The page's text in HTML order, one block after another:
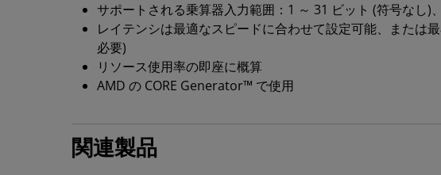
サポートされる乗算器入力範囲：1 ～ 31 ビット (符号なし
レイテンシは最適なスピードに合わせて設定可能、または
必要)
リソース使用率の即座に概算
AMD の CORE Generator™ で使用
関連製品